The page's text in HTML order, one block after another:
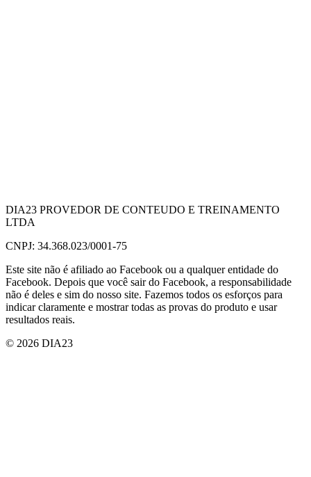
DIA23 PROVEDOR DE CONTEUDO E TREINAMENTO
LTDA
CNPJ: 34.368.023/0001-75
Este site não é afiliado ao Facebook ou a qualquer entidade do
Facebook. Depois que você sair do Facebook, a responsabilidade
não é deles e sim do nosso site. Fazemos todos os esforços para
indicar claramente e mostrar todas as provas do produto e usar
resultados reais.
© 2026 DIA23